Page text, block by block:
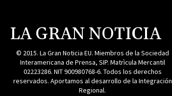
LA GRAN NOTICIA
© 2015. La Gran Noticia EU. Miembros de la Sociedad
Interamericana de Prensa, SIP. Matrìcula Mercantil
02223286. NIT 900980768-6. Todos los derechos
reservados. Aportamos al desarrollo de la Integración
Regional.